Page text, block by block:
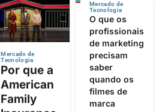
Mercado de
Tecnologia
Por que a
American
Family
Mercado de
Tecnologia
O que os
profissionais
de marketing
precisam
saber
quando os
filmes de
marca